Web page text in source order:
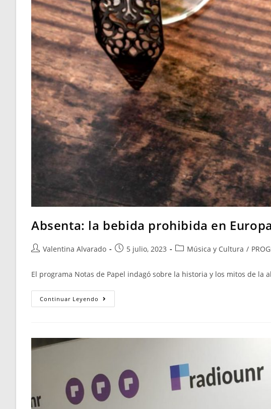
Absenta: la bebida prohibida en
Valentina Alvarado 5 julio, 2023 Música y Cultura /
El programa Notas de Papel indagó sobre la historia y los mitos de
Continuar Leyendo